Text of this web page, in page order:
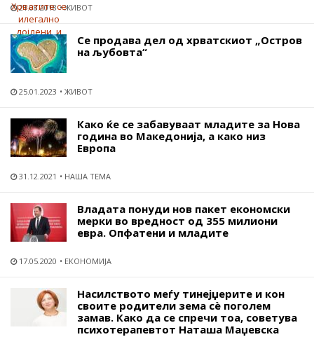
21.08.2018 ЖИВОТ
Се продава дел од хрватскиот „Остров
на љубовта“
25.01.2023 ЖИВОТ
Како ќе се забавуваат младите за Нова
година во Македонија, а како низ
Европа
31.12.2021 НАША ТЕМА
Владата понуди нов пакет економски
мерки во вредност од 355 милиони
евра. Опфатени и младите
17.05.2020 ЕКОНОМИЈА
Насилството меѓу тинејџерите и кон
своите родители зема сѐ поголем
замав. Како да се спречи тоа, советува
психотерапевтот Наташа Маџевска